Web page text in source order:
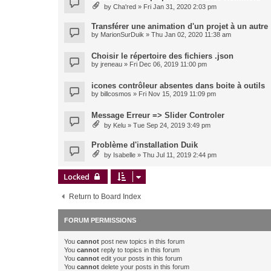
by Cha'red » Fri Jan 31, 2020 2:03 pm
Transférer une animation d'un projet à un autre
by MarionSurDuik » Thu Jan 02, 2020 11:38 am
Choisir le répertoire des fichiers .json
by jreneau » Fri Dec 06, 2019 11:00 pm
icones contrôleur absentes dans boite à outils
by billcosmos » Fri Nov 15, 2019 11:09 pm
Message Erreur => Slider Controler
by Kelu » Tue Sep 24, 2019 3:49 pm
Problème d'installation Duik
by Isabelle » Thu Jul 11, 2019 2:44 pm
Locked
Return to Board Index
FORUM PERMISSIONS
You cannot post new topics in this forum
You cannot reply to topics in this forum
You cannot edit your posts in this forum
You cannot delete your posts in this forum